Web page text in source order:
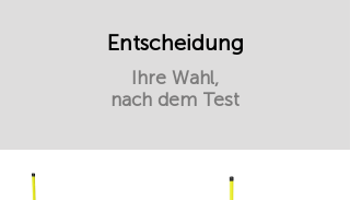
Entscheidung
Ihre Wahl,
nach dem Test